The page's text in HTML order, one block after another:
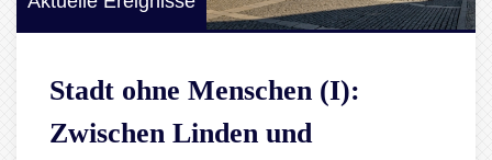
Stadt ohne Menschen (I):
Zwischen Linden und